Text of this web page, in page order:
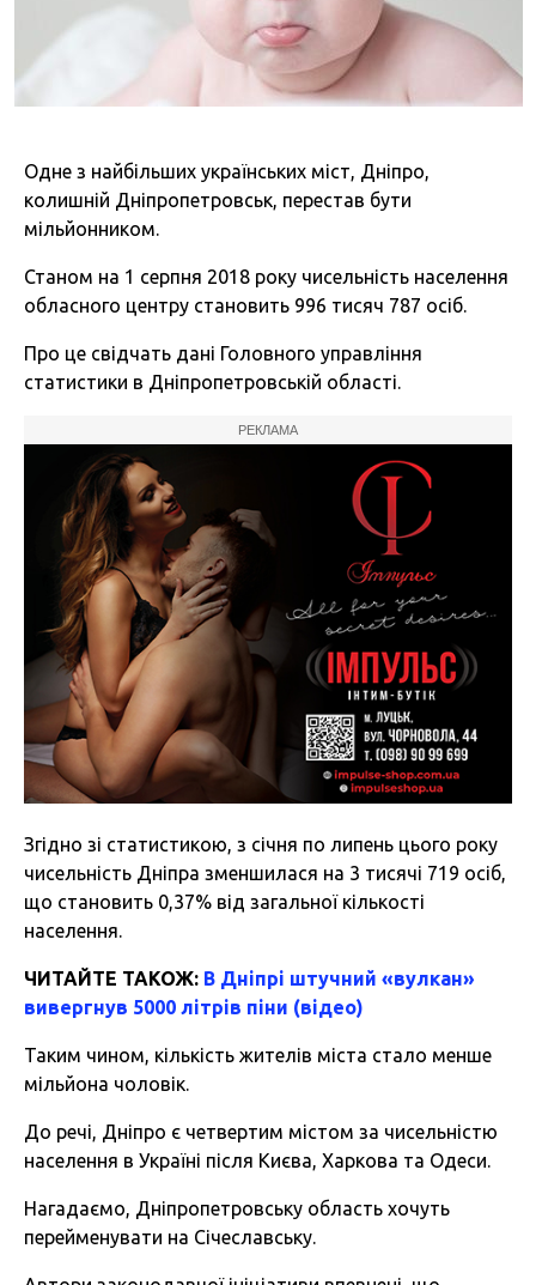
Одне з найбільших українських міст, Дніпро,
колишній Дніпропетровськ, перестав бути
мільйонником.
Станом на 1 серпня 2018 року чисельність населення
обласного центру становить 996 тисяч 787 осіб.
Про це свідчать дані Головного управління
статистики в Дніпропетровській області.
РЕКЛАМА
Згідно зі статистикою, з січня по липень цього року
чисельність Дніпра зменшилася на 3 тисячі 719 осіб,
що становить 0,37% від загальної кількості
населення.
ЧИТАЙТЕ ТАКОЖ: В Дніпрі штучний «вулкан»
вивергнув 5000 літрів піни (відео)
Таким чином, кількість жителів міста стало менше
мільйона чоловік.
До речі, Дніпро є четвертим містом за чисельністю
населення в Україні після Києва, Харкова та Одеси.
Нагадаємо, Дніпропетровську область хочуть
перейменувати на Січеславську.